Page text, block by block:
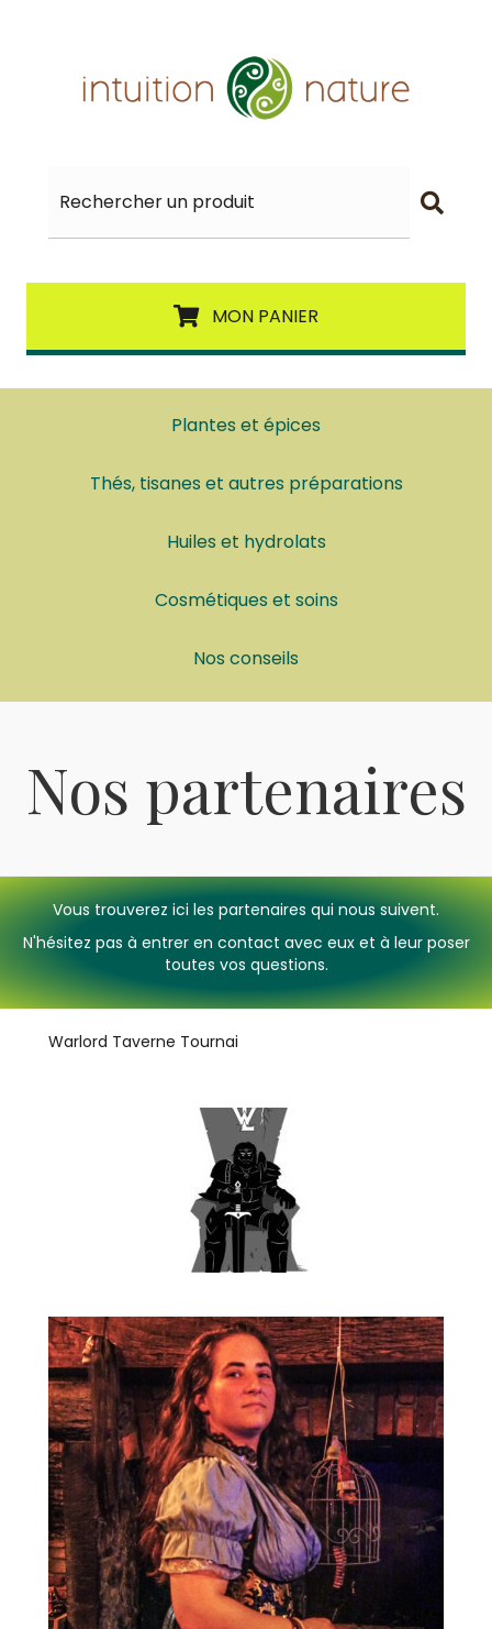
MON PANIER
Plantes et épices
Thés, tisanes et autres préparations
Huiles et hydrolats
Cosmétiques et soins
Nos conseils
Nos partenaires
Vous trouverez ici les partenaires qui nous suivent.
N'hésitez pas à entrer en contact avec eux et à leur poser
toutes vos questions.
Warlord Taverne Tournai